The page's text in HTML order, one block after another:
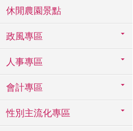
休閒農園景點
政風專區
人事專區
會計專區
性別主流化專區